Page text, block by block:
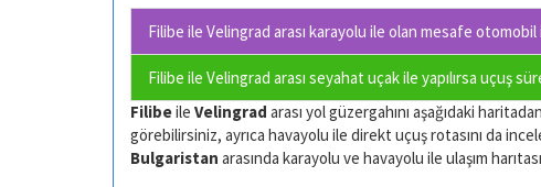
Filibe ile Velingrad arası karayolu ile olan mesafe otomobil
Filibe ile Velingrad arası seyahat uçak ile yapılırsa uçuş
Filibeile Velingrad arası yol güzergahını aşağıdaki
görebilirsiniz, ayrıca havayolu ile direkt uçuş rotasını da
Bulgaristan arasında karayolu ve havayolu ile ulaşım